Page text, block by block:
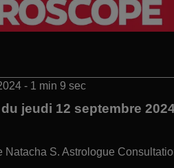
- 1 min 9 sec
jeudi 12 septembre
Natacha S. Astrologue